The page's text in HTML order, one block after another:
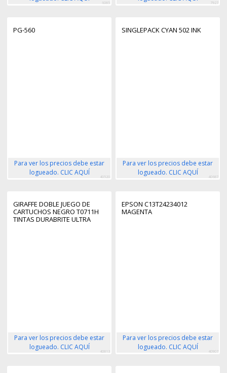
6085 7927
PG-560
Para ver los precios debe estar
logueado. CLIC AQUÍ
40520
SINGLEPACK CYAN 502 INK
Para ver los precios debe estar
logueado. CLIC AQUÍ
40687
GIRAFFE DOBLE JUEGO DE
CARTUCHOS NEGRO T0711H
TINTAS DURABRITE ULTRA
Para ver los precios debe estar
logueado. CLIC AQUÍ
40813
EPSON C13T24234012
MAGENTA
Para ver los precios debe estar
logueado. CLIC AQUÍ
40907